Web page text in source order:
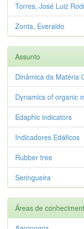
Torres, José Luiz
Zonta, Everaldo
Assunto
Dinâmica da Matéria
Dynamics of organic
Edaphic indicators
Indicadores Edáficos
Rubber tree
Seringueira
Áreas de